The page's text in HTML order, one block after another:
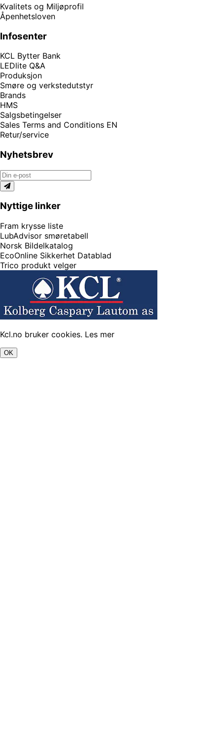
Kvalitets og Miljøprofil
Åpenhetsloven
Infosenter
KCL Bytter Bank
LEDlite Q&A
Produksjon
Smøre og verkstedutstyr
Brands
HMS
Salgsbetingelser
Sales Terms and Conditions EN
Retur/service
Nyhetsbrev
Nyttige linker
Fram krysse liste
LubAdvisor smøretabell
Norsk Bildelkatalog
EcoOnline Sikkerhet Datablad
Trico produkt velger
Kcl.no bruker cookies. Les mer
OK